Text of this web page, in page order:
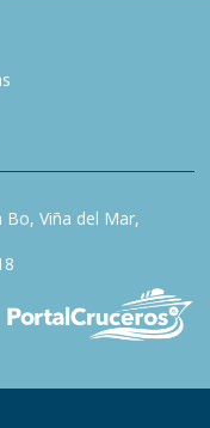
Bo, Viña del Mar,